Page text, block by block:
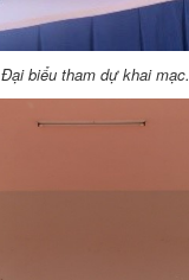
Đại biểu tham dự khai mạc.